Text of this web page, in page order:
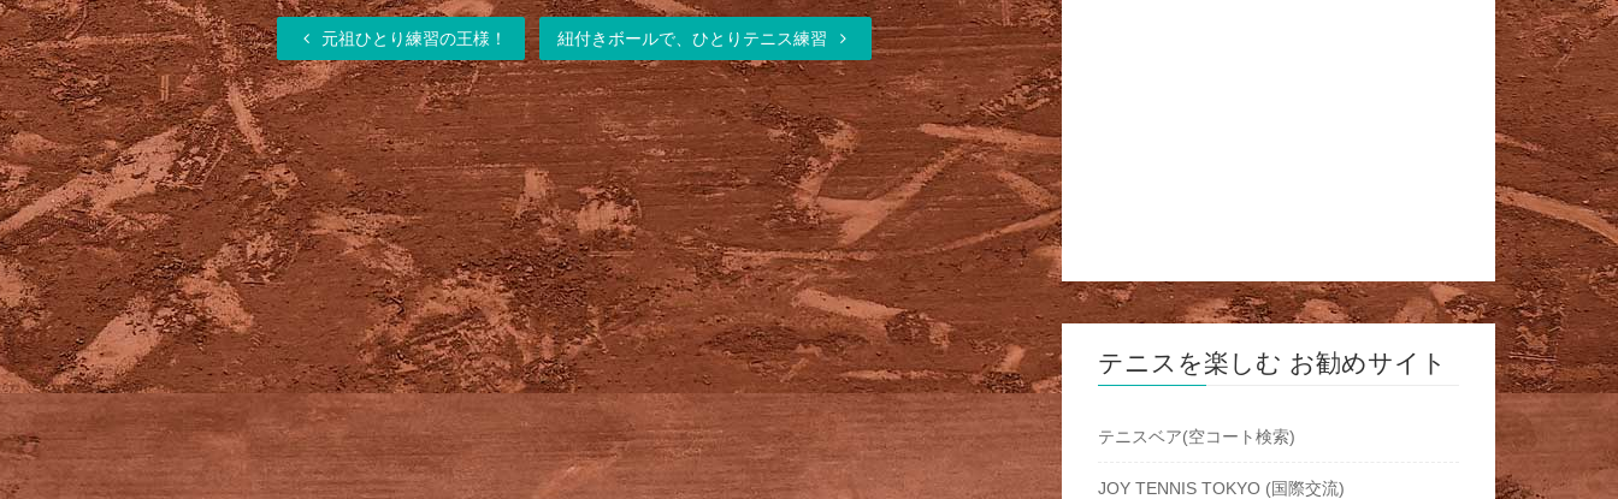
元祖ひとり練習の王様！ 紐付きボールで、ひとりテニス練習
テニスを楽しむ お勧めサイト
テニスベア(空コート検索)
JOY TENNIS TOKYO (国際交流)